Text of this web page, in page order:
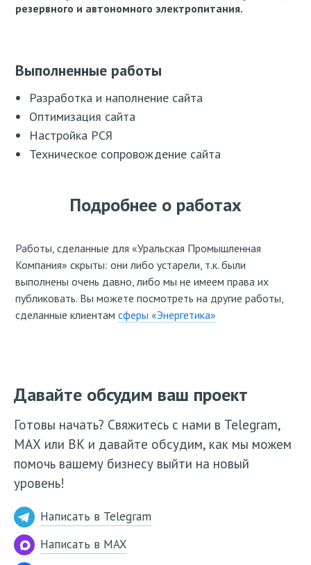
резервного и автономного электропитания.
Выполненные работы
Разработка и наполнение сайта
Оптимизация сайта
Настройка РСЯ
Техническое сопровождение сайта
Подробнее о работах
Работы, сделанные для «Уральская Промышленная
Компания» скрыты: они либо устарели, т.к. были
выполнены очень давно, либо мы не имеем права их
публиковать. Вы можете посмотреть на другие работы,
сделанные клиентам сферы «Энергетика»
Давайте обсудим ваш проект
Готовы начать? Свяжитесь с нами в Telegram,
МАХ или ВК и давайте обсудим, как мы можем
помочь вашему бизнесу выйти на новый
уровень!
Написать в Telegram
Написать в MAX